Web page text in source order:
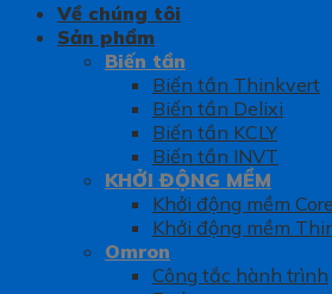
Về chúng tôi
Sản phẩm
Biến tần
Biến tần Thinkvert
Biến tần Delixi
Biến tần KCLY
Biến tần INVT
KHỞI ĐỘNG MỀM
Khởi động mềm
Khởi động mềm
Omron
Công tắc hành trình